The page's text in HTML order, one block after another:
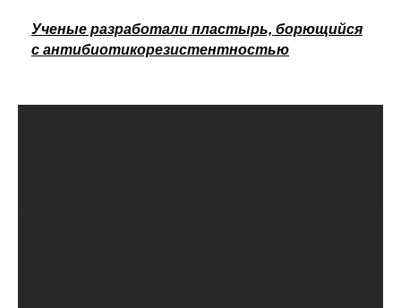
Ученые разработали пластырь, борющийся
с антибиотикорезистентностью